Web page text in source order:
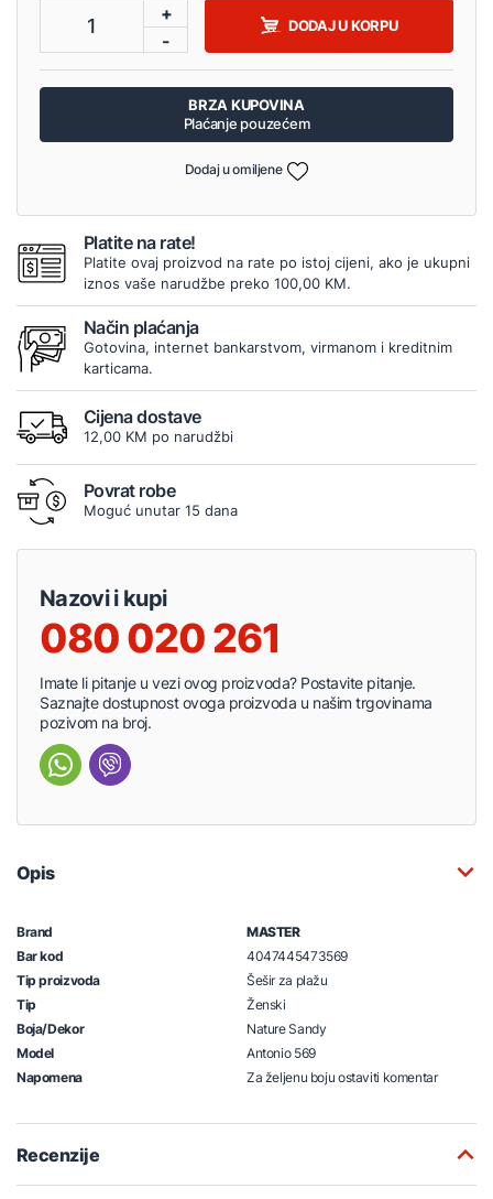
1
+
-
DODAJ U KORPU
BRZA KUPOVINA
Plaćanje pouzećem
Dodaj u omiljene
Platite na rate!
Platite ovaj proizvod na rate po istoj cijeni, ako je ukupni
iznos vaše narudžbe preko 100,00 KM.
Način plaćanja
Gotovina, internet bankarstvom, virmanom i kreditnim
karticama.
Cijena dostave
12,00 KM po narudžbi
Povrat robe
Moguć unutar 15 dana
Nazovi i kupi
080 020 261
Imate li pitanje u vezi ovog proizvoda? Postavite pitanje.
Saznajte dostupnost ovoga proizvoda u našim trgovinama
pozivom na broj.
Opis
Brand
MASTER
Bar kod
4047445473569
Tip proizvoda
Šešir za plažu
Tip
Ženski
Boja/Dekor
Nature Sandy
Model
Antonio 569
Napomena
Za željenu boju ostaviti komentar
Recenzije